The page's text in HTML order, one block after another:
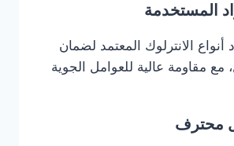
الانترلوك المعتمد لضمان
مع مقاومة عالية للعوامل الجوية